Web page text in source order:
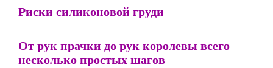
Риски силиконовой груди
От рук прачки до рук королевы всего
несколько простых шагов